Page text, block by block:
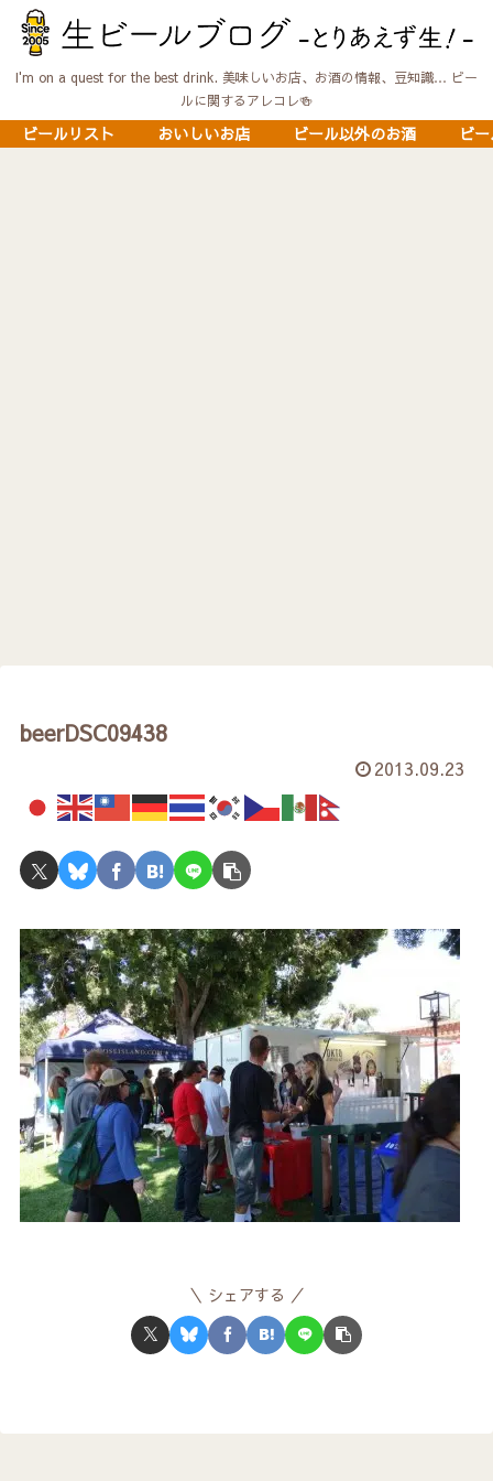
I'm on a quest for the best drink. 美味しいお店、お酒の情報、豆知識… ビー
ルに関するアレコレ🍻
ビールリスト おいしいお店 ビール以外のお酒 ビ
beerDSC09438
2013.09.23
シェアする